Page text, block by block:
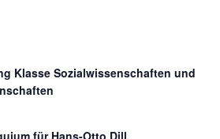
Klasse Sozialwissenschaften und
für Hans-Otto Dill